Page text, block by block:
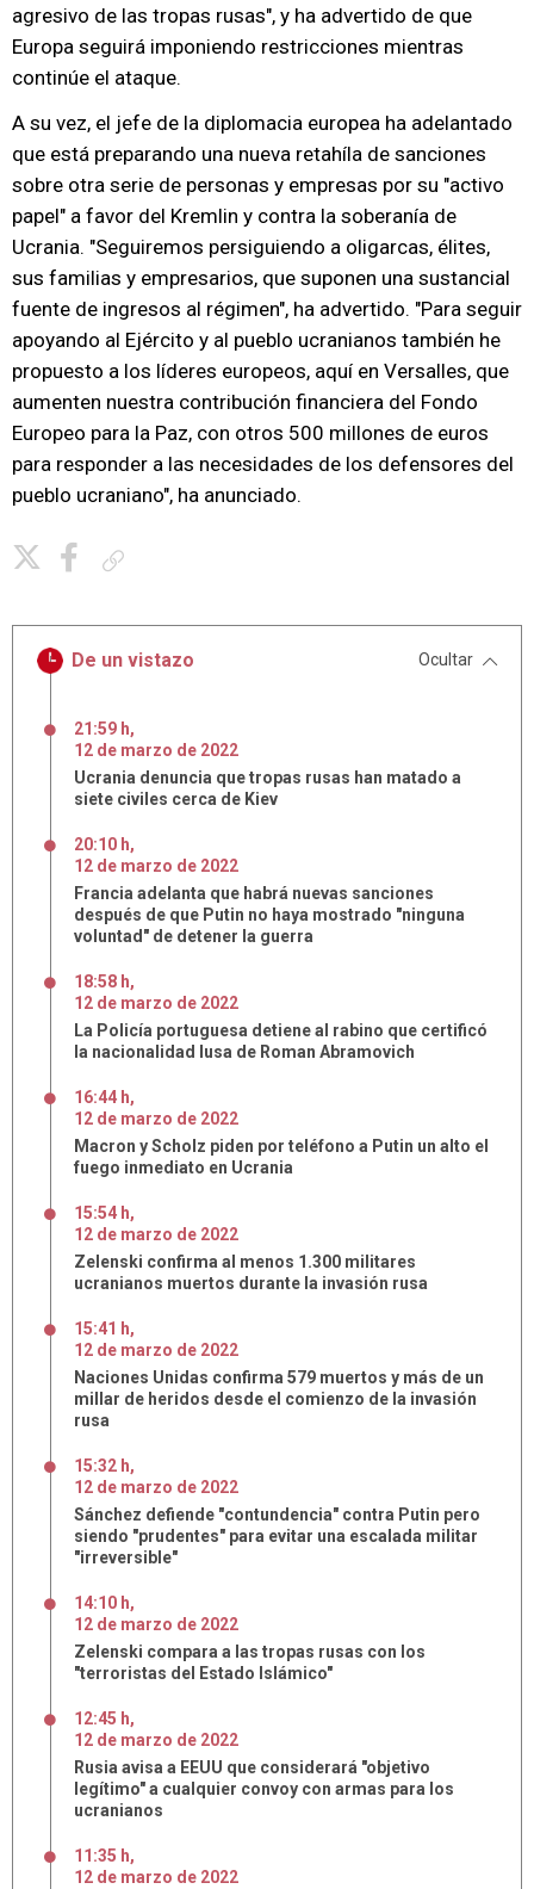
agresivo de las tropas rusas", y ha advertido de que
Europa seguirá imponiendo restricciones mientras
continúe el ataque.
A su vez, el jefe de la diplomacia europea ha adelantado
que está preparando una nueva retahíla de sanciones
sobre otra serie de personas y empresas por su "activo
papel" a favor del Kremlin y contra la soberanía de
Ucrania. "Seguiremos persiguiendo a oligarcas, élites,
sus familias y empresarios, que suponen una sustancial
fuente de ingresos al régimen", ha advertido. "Para seguir
apoyando al Ejército y al pueblo ucranianos también he
propuesto a los líderes europeos, aquí en Versalles, que
aumenten nuestra contribución financiera del Fondo
Europeo para la Paz, con otros 500 millones de euros
para responder a las necesidades de los defensores del
pueblo ucraniano", ha anunciado.
De un vistazo Ocultar
21:59 h,
12 de marzo de 2022
Ucrania denuncia que tropas rusas han matado a
siete civiles cerca de Kiev
20:10 h,
12 de marzo de 2022
Francia adelanta que habrá nuevas sanciones
después de que Putin no haya mostrado "ninguna
voluntad" de detener la guerra
18:58 h,
12 de marzo de 2022
La Policía portuguesa detiene al rabino que certificó
la nacionalidad lusa de Roman Abramovich
16:44 h,
12 de marzo de 2022
Macron y Scholz piden por teléfono a Putin un alto el
fuego inmediato en Ucrania
15:54 h,
12 de marzo de 2022
Zelenski confirma al menos 1.300 militares
ucranianos muertos durante la invasión rusa
15:41 h,
12 de marzo de 2022
Naciones Unidas confirma 579 muertos y más de un
millar de heridos desde el comienzo de la invasión
rusa
15:32 h,
12 de marzo de 2022
Sánchez defiende "contundencia" contra Putin pero
siendo "prudentes" para evitar una escalada militar
"irreversible"
14:10 h,
12 de marzo de 2022
Zelenski compara a las tropas rusas con los
"terroristas del Estado Islámico"
12:45 h,
12 de marzo de 2022
Rusia avisa a EEUU que considerará "objetivo
legítimo" a cualquier convoy con armas para los
ucranianos
11:35 h,
12 de marzo de 2022